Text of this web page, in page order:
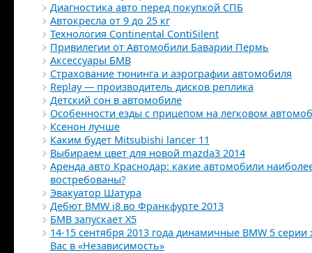
Диагностика авто перед покупкой СПБ
Автокресла от 9 до 25 кг
Технология Continental ContiSilent
Привилегии от Автомобили Баварии Пермь
Аксессуары БМВ
Страхование тюнинга и аэрографии автомобиля
Replay — производитель дисков реплика
Детский сон в автомобиле
Особенности езды с прицепом на легковом
Ксенон лучше
Каким будет Mitsubishi lancer 11
Выбираем цвет для новой mazda3 2014
Аренда авто Краснодар: какие автомобили
востребованы?
Эвакуатор Шатура
Дебют BMW i8 во Франкфурте 2013
БМВ запускает X5
14-15 сентября 2013 года динамичные BMW 5 серии
Вас в «Независимость»